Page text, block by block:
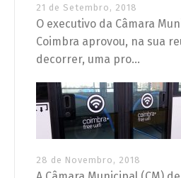
21 de Setembro, 2018
O executivo da Câmara
Coimbra aprovou, na sua
decorrer, uma pro...
28 de Novembro, 2018